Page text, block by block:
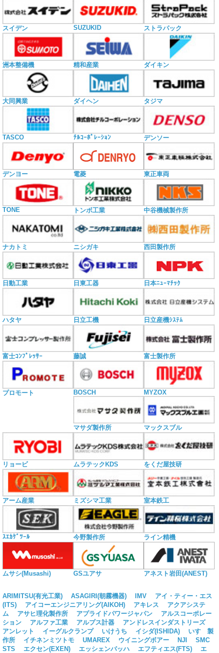
スイデン SUZUKID ストラパック
洲本整備機 精和産業 ダイキン
大同興業 ダイヘン タジマ
TASCO ﾁﾙｺｰﾎﾟﾚｰｼｮﾝ デンソー
デンヨー 電菱 東正車両
TONE トンボ工業 中谷機械製作所
ナカトミ ニシガキ 西田製作所
日動工業 日東工器 日本ﾆｭｰﾏﾁｯｸ
ハタヤ 日立工機 日立産機ｼｽﾃﾑ
富士ｺﾝﾌﾟﾚｯｻｰ 藤誠 富士製作所
プロモート BOSCH MYZOX
マサダ製作所 マックスブル
リョービ ムラテックKDS をくだ屋技研
アーム産業 ミズシマ工業 室本鉄工
ｽｴｶｹﾞﾂｰﾙ 今野製作所 ライン精機
ムサシ(Musashi) GSユアサ アネスト岩田(ANEST)
ARIMITSU(有光工業) ASAGIRI(朝霧機器) IMV
アイ・ティー・エス
(ITS)
アイコーエンジニアリング(AIKOH) アキレス
アクアシステ
ム
アサヒ理化製作所 アプライドパワージャパン
アルスコーポレー
ション
アルファ工業 アルプス計器
アンドレスインダストリーズ
アンレット
イーグルクランプ いけうち イシダ(ISHIDA)
いすゞ製
作所
イチネンミツトモ UMAREX ウイニングボアー NJI
SMC
STS
エクセン(EXEN) エッシェンバッハ エフティエス(FTS) エ